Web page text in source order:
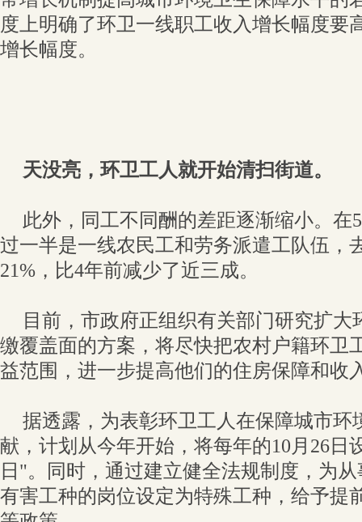
度上明确了环卫一线职工收入增长幅度要
增长幅度。
天没亮，环卫工人就开始清扫街道。
此外，同工不同酬的差距逐渐缩小。在
过一半是一线农民工和劳务派遣工队伍，
21%，比4年前减少了近三成。
目前，市政府正组织有关部门研究扩
缴覆盖面的方案，将尽快把农村户籍环卫
益范围，进一步提高他们的住房保障和收
据透露，为表彰环卫工人在保障城市环
献，计划从今年开始，将每年的10月26日
日"。同时，通过建立健全法规制度，为
有害工种的岗位设定为特殊工种，给予提